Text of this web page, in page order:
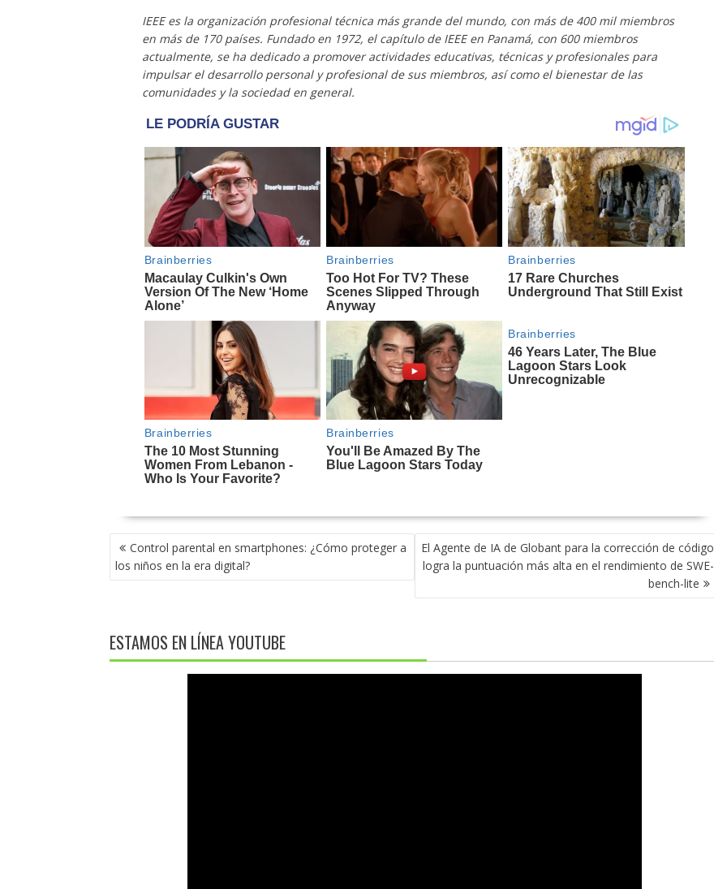
IEEE es la organización profesional técnica más grande del mundo, con más de 400 mil miembros
en más de 170 países. Fundado en 1972, el capítulo de IEEE en Panamá, con 600 miembros
actualmente, se ha dedicado a promover actividades educativas, técnicas y profesionales para
impulsar el desarrollo personal y profesional de sus miembros, así como el bienestar de las
comunidades y la sociedad en general.
NAVEGACIÓN
DE
ENTRADAS
Control parental en smartphones: ¿Cómo proteger a
los niños en la era digital?
El Agente de IA de Globant para la corrección de código
logra la puntuación más alta en el rendimiento de SWE-
bench-lite
ESTAMOS EN LÍNEA YOUTUBE